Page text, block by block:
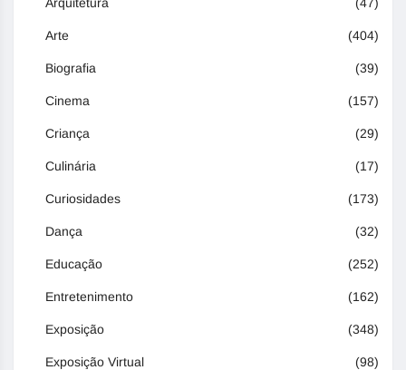
Arte (404)
Biografia (39)
Cinema (157)
Criança (29)
Culinária (17)
Curiosidades (173)
Dança (32)
Educação (252)
Entretenimento (162)
Exposição (348)
Exposição Virtual (98)